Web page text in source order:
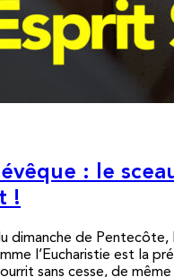
: le
!
dimanche de Pentecôte,
l’Eucharistie est la
sans cesse, de